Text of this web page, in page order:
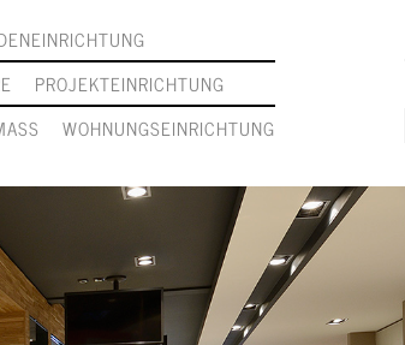
PROJEKTEINRICHTUNG
WOHNUNGSEINRICHTUNG